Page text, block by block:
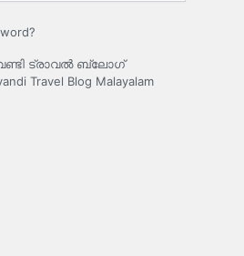
ട്രാവൽ ബ്ലോഗ്
Travel Blog Malayalam